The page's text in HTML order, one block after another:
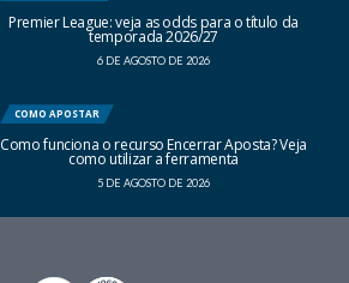
Premier League: veja as odds para o título da
temporada 2026/27
6 DE AGOSTO DE 2026
COMO APOSTAR
Como funciona o recurso Encerrar Aposta? Veja
como utilizar a ferramenta
5 DE AGOSTO DE 2026